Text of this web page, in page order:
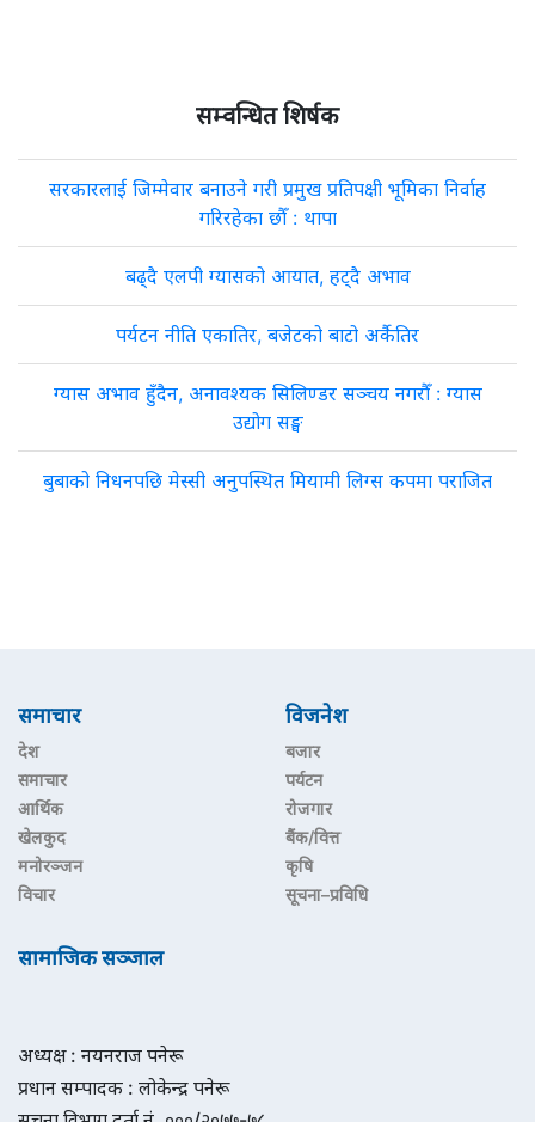
सम्वन्धित शिर्षक
सरकारलाई जिम्मेवार बनाउने गरी प्रमुख प्रतिपक्षी भूमिका निर्वाह
गरिरहेका छौँ : थापा
बढ्दै एलपी ग्यासको आयात, हट्दै अभाव
पर्यटन नीति एकातिर, बजेटको बाटो अर्कैतिर
ग्यास अभाव हुँदैन, अनावश्यक सिलिण्डर सञ्चय नगरौँ : ग्यास
उद्योग सङ्घ
बुबाको निधनपछि मेस्सी अनुपस्थित मियामी लिग्स कपमा पराजित
समाचार
देश
समाचार
आर्थिक
खेलकुद
मनोरञ्जन
विचार
विजनेश
बजार
पर्यटन
रोजगार
बैंक/वित्त
कृषि
सूचना–प्रविधि
सामाजिक सञ्जाल
अध्यक्ष : नयनराज पनेरू
प्रधान सम्पादक : लोकेन्द्र पनेरू